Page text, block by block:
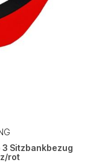
3 Sitzbankbezug
rot